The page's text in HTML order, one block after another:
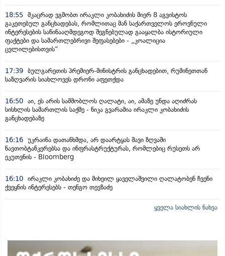
18:55 მკაცრად ვგმობთ ირაკლი კობახიძის მიერ 8 აგვისტოს
გაკეთებულ განცხადებას, რომლითაც მან საქართველოს ეროვნული
ინტერესების საწინააღმდეგოდ შეგნებულად გააყალბა ისტორიული
ფაქტები და სამართლებრივი შეფასებები - „კოალიცია
ცვლილებისთვის“
17:39 ბულგარეთის პრემიერ-მინისტრის განცხადებით, რუმინეთთან
საზღვარის სიახლოვეს დრონი აფეთქდა
16:50 აი, ეს არის სამშობლოს ღალატი, აი, ამაზე უნდა აღიძრას
სისხლის სამართლის საქმე - ნიკა გვარამია ირაკლი კობახიძის
განცხადებაზე
16:16 უკრაინა დათანხმდა, არ დაარტყას შავი ზღვაში
ნავთობტანკერებსა და ინფრასტრუქტურას, რომლებიც რუსეთს არ
ეკუთვნის - Bloomberg
16:10 ირაკლი კობახიძე და მიხეილ ყაველაშვილი ღალატობენ ჩვენი
ქვეყნის ინტერესებს - თენგო თევზაძე
ყველა სიახლის ნახვა